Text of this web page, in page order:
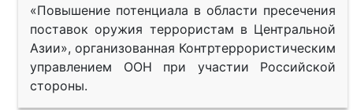
«Повышение потенциала в области пресечения
поставок оружия террористам в Центральной
Азии», организованная Контртеррористическим
управлением ООН при участии Российской
стороны.